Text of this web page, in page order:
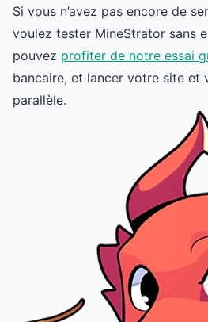
Si vous n’avez pas encore de
voulez tester MineStrator sans
pouvez profiter de notre essai
bancaire, et lancer votre site et
parallèle.